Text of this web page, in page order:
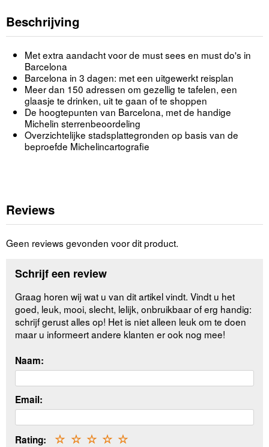
Beschrijving
Met extra aandacht voor de must sees en must do's in
Barcelona
Barcelona in 3 dagen: met een uitgewerkt reisplan
Meer dan 150 adressen om gezellig te tafelen, een
glaasje te drinken, uit te gaan of te shoppen
De hoogtepunten van Barcelona, met de handige
Michelin sterrenbeoordeling
Overzichtelijke stadsplattegronden op basis van de
beproefde Michelincartografie
Reviews
Geen reviews gevonden voor dit product.
Schrijf een review
Graag horen wij wat u van dit artikel vindt. Vindt u het
goed, leuk, mooi, slecht, lelijk, onbruikbaar of erg handig:
schrijf gerust alles op! Het is niet alleen leuk om te doen
maar u informeert andere klanten er ook nog mee!
Naam:
Email:
Rating: ☆
☆
☆
☆
☆